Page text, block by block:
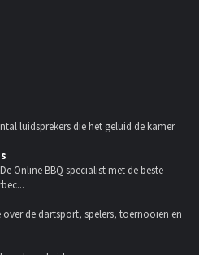
luidsprekers die het geluid de kamer
Online BBQ specialist met de beste
de dartsport, spelers, toernooien en